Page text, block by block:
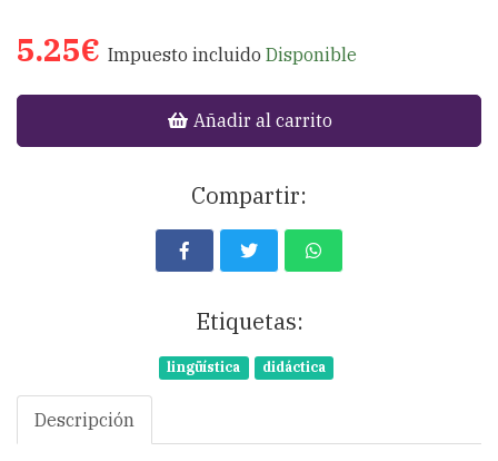
5.25€ Impuesto incluido Disponible
Añadir al carrito
Compartir:
Etiquetas:
lingüística didáctica
Descripción